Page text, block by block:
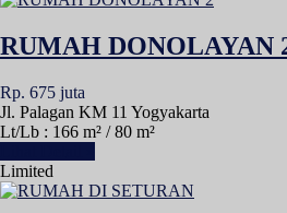
RUMAH DONOLAYAN
Rp. 675 juta
Jl. Palagan KM 11 Yogyakarta
Lt/Lb : 166 m² / 80 m²
Limited